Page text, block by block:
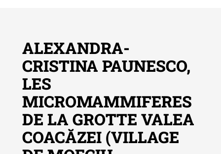
Revista "Cercetări istorice"
Revista "Cercetări istorice" - XLIV
- 2025
Revista "Cercetări istorice" - XLIII
- 2024
ALEXANDRA-
CRISTINA PAUNESCO,
LES
MICROMAMMIFERES
DE LA GROTTE VALEA
COACĂZEI (VILLAGE